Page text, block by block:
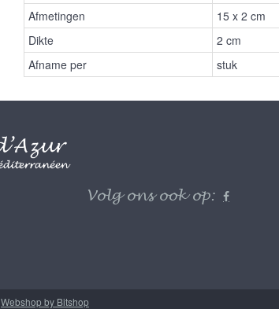
Afmetingen
15 x 2 cm
Dikte
2 cm
Afname per
stuk
Volg ons ook op:
Webshop by Bitshop